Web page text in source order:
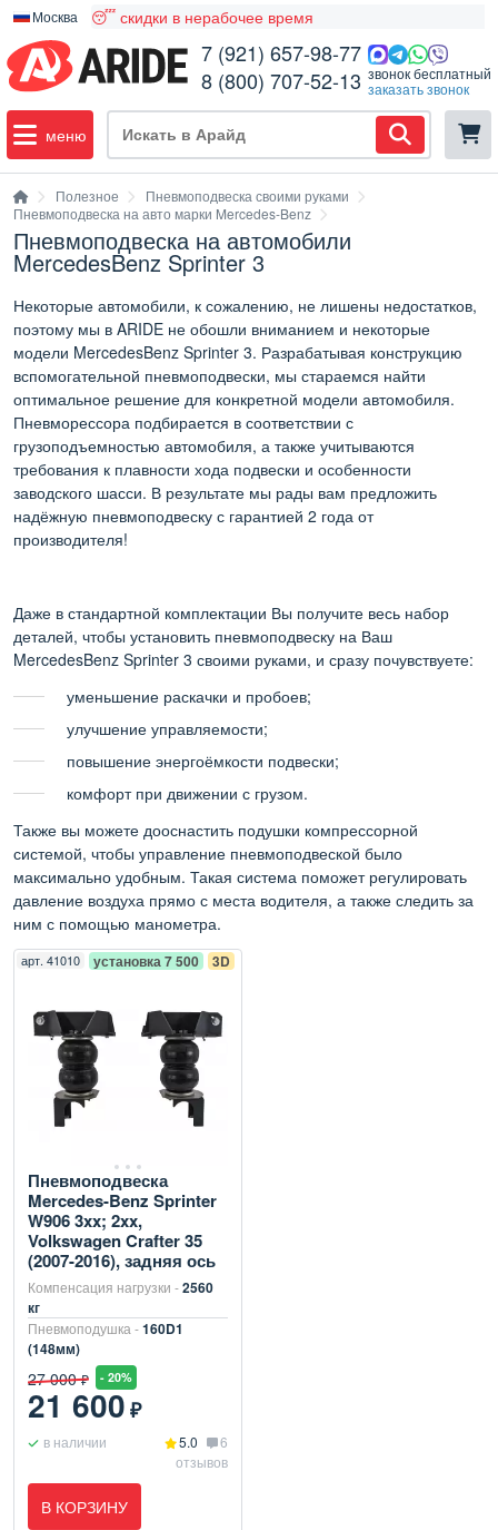
Москва 😴 скидки в нерабочее время
7 (921) 657-98-77
8 (800) 707-52-13 звонок бесплатный
заказать звонок
меню
Полезное
Пневмоподвеска своими руками
Пневмоподвеска на авто марки Mercedes-Benz
Пневмоподвеска на автомобили
MercedesBenz Sprinter 3
Некоторые автомобили, к сожалению, не лишены недостатков,
поэтому мы в ARIDE не обошли вниманием и некоторые
модели MercedesBenz Sprinter 3. Разрабатывая конструкцию
вспомогательной пневмоподвески, мы стараемся найти
оптимальное решение для конкретной модели автомобиля.
Пневморессора подбирается в соответствии с
грузоподъемностью автомобиля, а также учитываются
требования к плавности хода подвески и особенности
заводского шасси. В результате мы рады вам предложить
надёжную пневмоподвеску с гарантией 2 года от
производителя!
Даже в стандартной комплектации Вы получите весь набор
деталей, чтобы установить пневмоподвеску на Ваш
MercedesBenz Sprinter 3 своими руками, и сразу почувствуете:
уменьшение раскачки и пробоев;
улучшение управляемости;
повышение энергоёмкости подвески;
комфорт при движении с грузом.
Также вы можете дооснастить подушки компрессорной
системой, чтобы управление пневмоподвеской было
максимально удобным. Такая система поможет регулировать
давление воздуха прямо с места водителя, а также следить за
ним с помощью манометра.
арт. 41010 установка 7 500 3D
Пневмоподвеска
Mercedes-Benz Sprinter
W906 3xx; 2xx,
Volkswagen Crafter 35
(2007-2016), задняя ось
Компенсация нагрузки -2560
кг
Пневмоподушка -160D1
(148мм)
27 000 ₽ - 20%
21 600₽
в наличии 5.0
6
отзывов
В КОРЗИНУ